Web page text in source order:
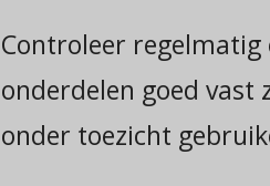
Controleer regelmatig
onderdelen goed vast
onder toezicht